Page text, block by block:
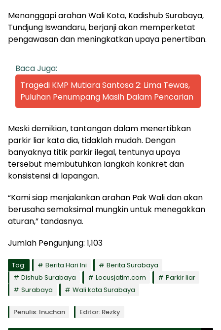
Menanggapi arahan Wali Kota, Kadishub Surabaya,
Tundjung Iswandaru, berjanji akan memperketat
pengawasan dan meningkatkan upaya penertiban.
Baca Juga:
Tragedi KMP Mutiara Santosa 2: Lima Tewas,
Puluhan Penumpang Masih Dalam Pencarian
Meski demikian, tantangan dalam menertibkan
parkir liar kata dia, tidaklah mudah. Dengan
banyaknya titik parkir ilegal, tentunya upaya
tersebut membutuhkan langkah konkret dan
konsistensi di lapangan.
“Kami siap menjalankan arahan Pak Wali dan akan
berusaha semaksimal mungkin untuk menegakkan
aturan,” tandasnya.
Jumlah Pengunjung: 1,103
Tag: Berita Hari Ini
Berita Surabaya
Dishub Surabaya
Locusjatim.com
Parkir liar
Surabaya
Wali kota Surabaya
Penulis: Inuchan Editor: Rezky